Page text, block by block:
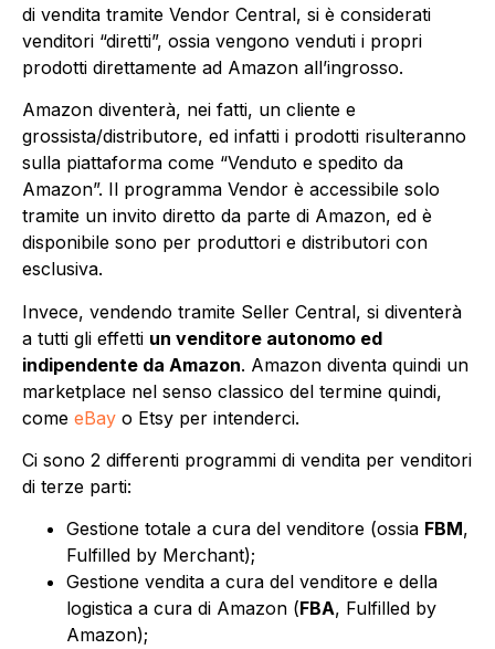
di vendita tramite Vendor Central, si è considerati
venditori “diretti”, ossia vengono venduti i propri
prodotti direttamente ad Amazon all’ingrosso.
Amazon diventerà, nei fatti, un cliente e
grossista/distributore, ed infatti i prodotti risulteranno
sulla piattaforma come “Venduto e spedito da
Amazon”. Il programma Vendor è accessibile solo
tramite un invito diretto da parte di Amazon, ed è
disponibile sono per produttori e distributori con
esclusiva.
Invece, vendendo tramite Seller Central, si diventerà
a tutti gli effetti un venditore autonomo ed
indipendente da Amazon. Amazon diventa quindi un
marketplace nel senso classico del termine quindi,
come eBay o Etsy per intenderci.
Ci sono 2 differenti programmi di vendita per venditori
di terze parti:
Gestione totale a cura del venditore (ossia FBM,
Fulfilled by Merchant);
Gestione vendita a cura del venditore e della
logistica a cura di Amazon (FBA, Fulfilled by
Amazon);